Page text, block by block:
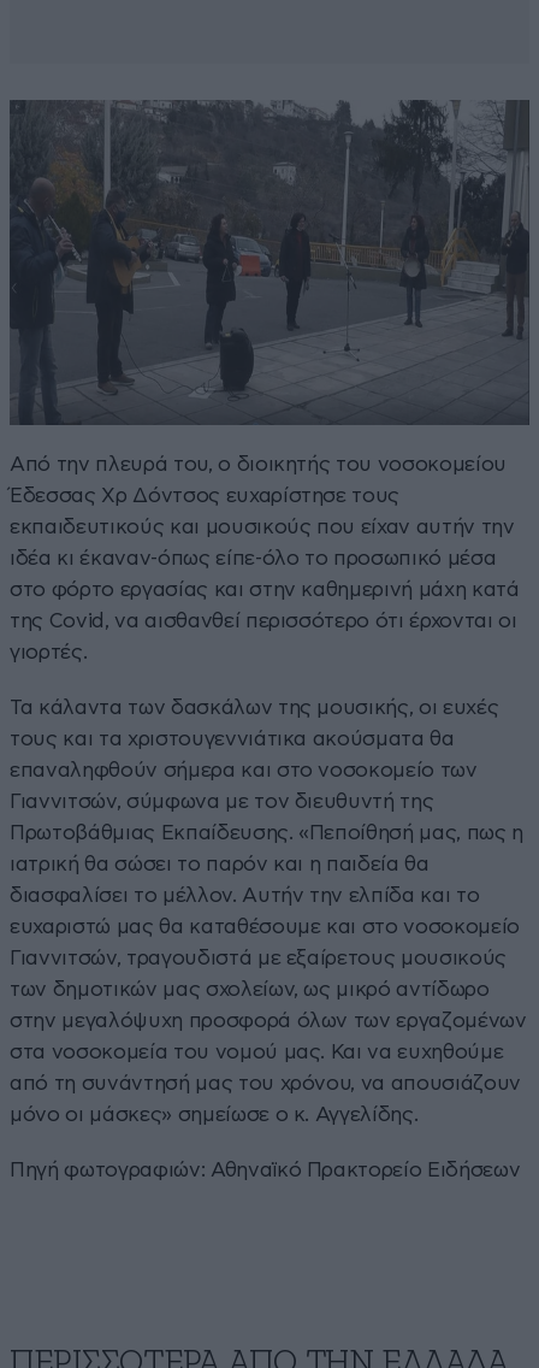
Από την πλευρά του, ο διοικητής του νοσοκομείου
Έδεσσας Χρ Δόντσος ευχαρίστησε τους
εκπαιδευτικούς και μουσικούς που είχαν αυτήν την
ιδέα κι έκαναν-όπως είπε-όλο το προσωπικό μέσα
στο φόρτο εργασίας και στην καθημερινή μάχη κατά
της Covid, να αισθανθεί περισσότερο ότι έρχονται οι
γιορτές.
Τα κάλαντα των δασκάλων της μουσικής, οι ευχές
τους και τα χριστουγεννιάτικα ακούσματα θα
επαναληφθούν σήμερα και στο νοσοκομείο των
Γιαννιτσών, σύμφωνα με τον διευθυντή της
Πρωτοβάθμιας Εκπαίδευσης. «Πεποίθησή μας, πως η
ιατρική θα σώσει το παρόν και η παιδεία θα
διασφαλίσει το μέλλον. Αυτήν την ελπίδα και το
ευχαριστώ μας θα καταθέσουμε και στο νοσοκομείο
Γιαννιτσών, τραγουδιστά με εξαίρετους μουσικούς
των δημοτικών μας σχολείων, ως μικρό αντίδωρο
στην μεγαλόψυχη προσφορά όλων των εργαζομένων
στα νοσοκομεία του νομού μας. Και να ευχηθούμε
από τη συνάντησή μας του χρόνου, να απουσιάζουν
μόνο οι μάσκες» σημείωσε ο κ. Αγγελίδης.
Πηγή φωτογραφιών: Αθηναϊκό Πρακτορείο Ειδήσεων